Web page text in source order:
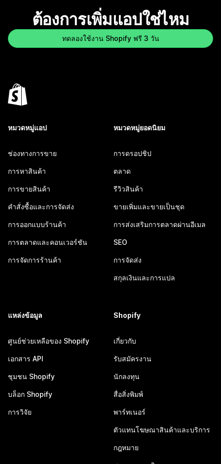
ต้องการเพิ่มแอปใช่ไหม
ทดลองใช้งาน Shopify ฟรี 3 วัน
หมวดหมู่แอป
ช่องทางการขาย
การหาสินค้า
การขายสินค้า
คำสั่งซื้อและการจัดส่ง
การออกแบบร้านค้า
การตลาดและคอนเวอร์ชัน
การจัดการร้านค้า
หมวดหมู่ยอดนิยม
การดรอปชิป
ตลาด
รีวิวสินค้า
ขายเพิ่มและขายเป็นชุด
การส่งเสริมการตลาดผ่านอีเมล
SEO
การจัดส่ง
สกุลเงินและการแปล
แหล่งข้อมูล
ศูนย์ช่วยเหลือของ Shopify
เอกสาร API
ชุมชน Shopify
บล็อก Shopify
การวิจัย
Shopify
เกี่ยวกับ
รับสมัครงาน
นักลงทุน
สื่อสิ่งพิมพ์
พาร์ทเนอร์
ตัวแทนโฆษณาสินค้าและบริการ
กฎหมาย